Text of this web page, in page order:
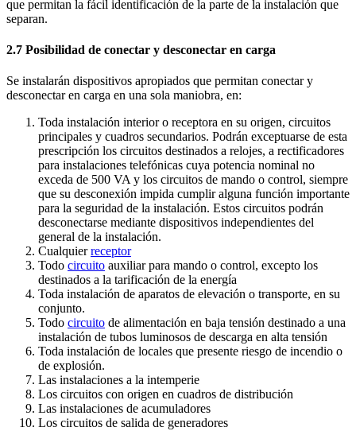
que permitan la fácil identificación de la parte de la instalación que
separan.
2.7 Posibilidad de conectar y desconectar en carga
Se instalarán dispositivos apropiados que permitan conectar y
desconectar en carga en una sola maniobra, en:
Toda instalación interior o receptora en su origen, circuitos
principales y cuadros secundarios. Podrán exceptuarse de esta
prescripción los circuitos destinados a relojes, a rectificadores
para instalaciones telefónicas cuya potencia nominal no
exceda de 500 VA y los circuitos de mando o control, siempre
que su desconexión impida cumplir alguna función importante
para la seguridad de la instalación. Estos circuitos podrán
desconectarse mediante dispositivos independientes del
general de la instalación.
Cualquierreceptor
Todo circuito auxiliar para mando o control, excepto los
destinados a la tarificación de la energía
Toda instalación de aparatos de elevación o transporte, en su
conjunto.
Todo circuito de alimentación en baja tensión destinado a una
instalación de tubos luminosos de descarga en alta tensión
Toda instalación de locales que presente riesgo de incendio o
de explosión.
Las instalaciones a la intemperie
Los circuitos con origen en cuadros de distribución
Las instalaciones de acumuladores
Los circuitos de salida de generadores